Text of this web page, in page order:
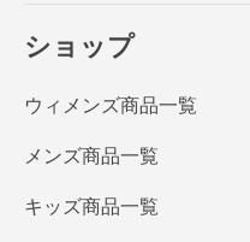
ショップ
ウィメンズ商品一覧
メンズ商品一覧
キッズ商品一覧